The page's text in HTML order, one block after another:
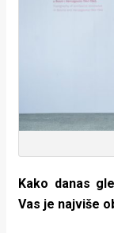
Kako danas
Vas je najviše